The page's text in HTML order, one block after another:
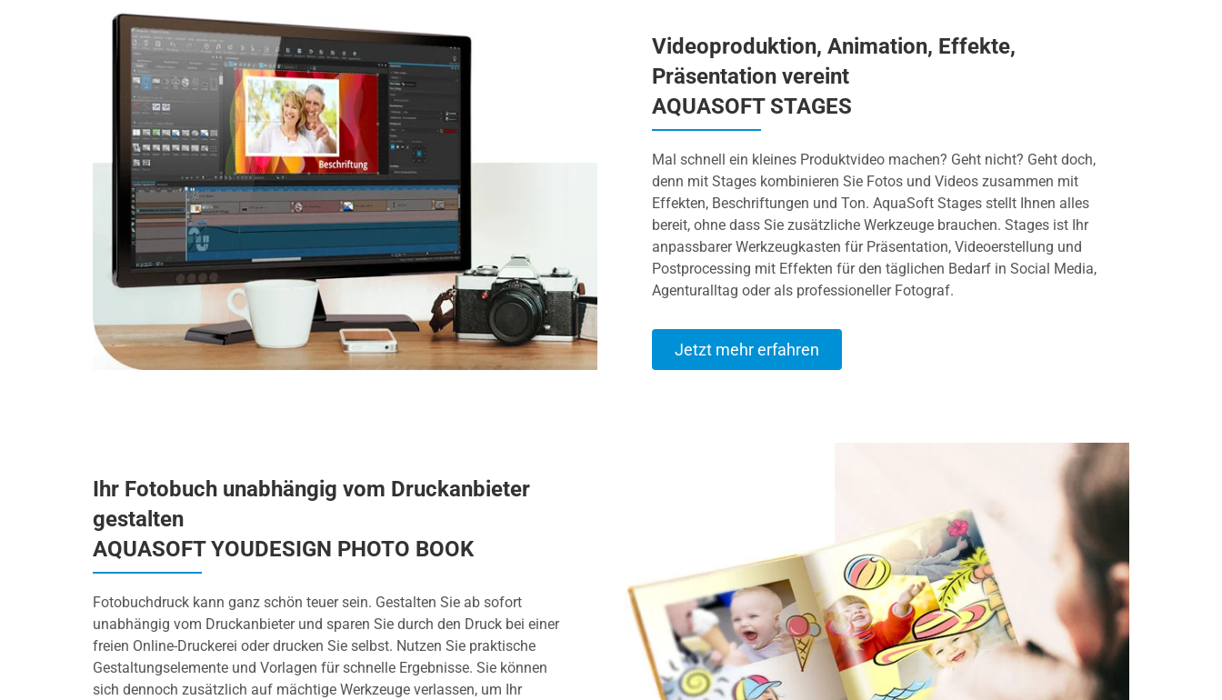
Videoproduktion, Animation, Effekte,
Präsentation vereint
AQUASOFT STAGES
Mal schnell ein kleines Produktvideo machen? Geht nicht? Geht doch,
denn mit Stages kombinieren Sie Fotos und Videos zusammen mit
Effekten, Beschriftungen und Ton. AquaSoft Stages stellt Ihnen alles
bereit, ohne dass Sie zusätzliche Werkzeuge brauchen. Stages ist Ihr
anpassbarer Werkzeugkasten für Präsentation, Videoerstellung und
Postprocessing mit Effekten für den täglichen Bedarf in Social Media,
Agenturalltag oder als professioneller Fotograf.
Jetzt mehr erfahren
Ihr Fotobuch unabhängig vom Druckanbieter
gestalten
AQUASOFT YOUDESIGN PHOTO BOOK
Fotobuchdruck kann ganz schön teuer sein. Gestalten Sie ab sofort
unabhängig vom Druckanbieter und sparen Sie durch den Druck bei einer
freien Online-Druckerei oder drucken Sie selbst. Nutzen Sie praktische
Gestaltungselemente und Vorlagen für schnelle Ergebnisse. Sie können
sich dennoch zusätzlich auf mächtige Werkzeuge verlassen, um Ihr